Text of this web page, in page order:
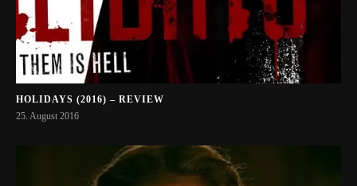
HOLIDAYS (2016) – REVIEW
25. August 2016